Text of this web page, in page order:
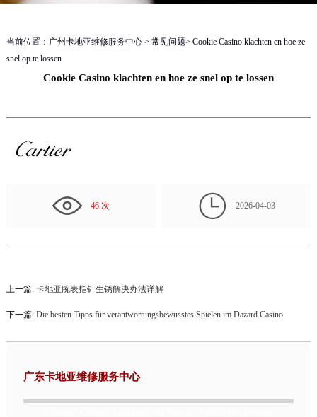
当前位置： 广州卡地亚维修服务中心> 常见问题> Cookie Casino klachten en hoe ze
snel op te lossen
Cookie Casino klachten en hoe ze snel op te lossen
46 次  2026-04-03
上一篇: 卡地亚腕表指针生锈解决办法详解
下一篇: Die besten Tipps für verantwortungsbewusstes Spielen im Dazard Casino
广东卡地亚维修服务中心